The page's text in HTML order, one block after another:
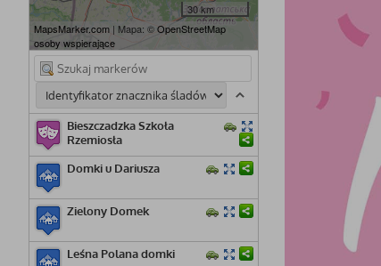
30 km
MapsMarker.com | Mapa: ©OpenStreetMap
osoby wspierające
Bieszczadzka Szkoła
Rzemiosła
Domki u Dariusza
Zielony Domek
Leśna Polana domki